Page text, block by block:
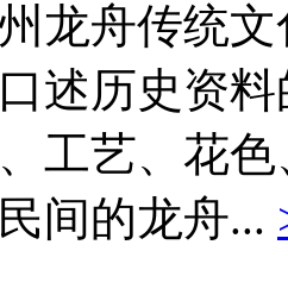
龙舟传统
述历史资
工艺、花
间的龙舟...